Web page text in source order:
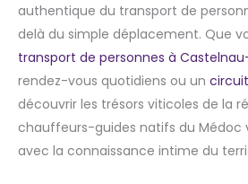
authentique du transport de
delà du simple déplacement. Que
transport de personnes à
rendez-vous quotidiens ou un
découvrir les trésors viticoles de la
chauffeurs-guides natifs du
avec la connaissance intime du